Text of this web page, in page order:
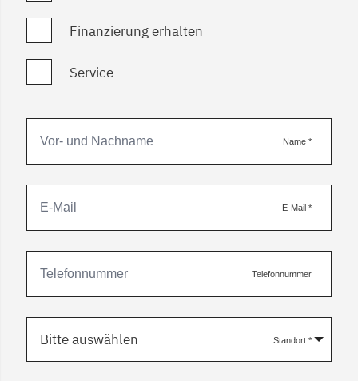
Finanzierung erhalten
Service
Name *
E-Mail *
Telefonnummer
Standort *
Bitte auswählen